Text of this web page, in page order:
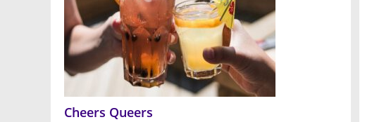
Cheers Queers